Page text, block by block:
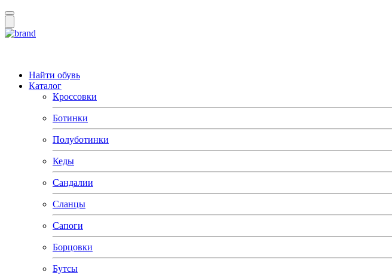
Найти обувь
Каталог
Кроссовки
Ботинки
Полуботинки
Кеды
Сандалии
Сланцы
Сапоги
Борцовки
Бутсы